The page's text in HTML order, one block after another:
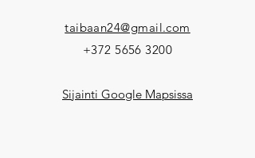
taibaan24@gmail.com
+372 5656 3200
Sijainti Google Mapsissa